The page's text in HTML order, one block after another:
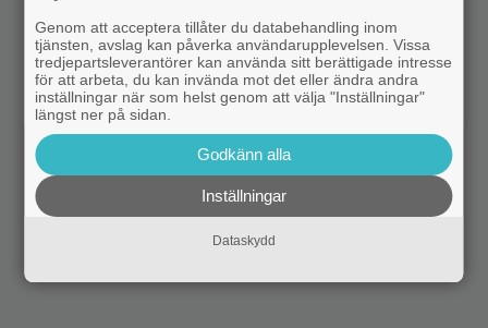
Genom att acceptera tillåter du databehandling inom
tjänsten, avslag kan påverka användarupplevelsen. Vissa
tredjepartsleverantörer kan använda sitt berättigade intresse
för att arbeta, du kan invända mot det eller ändra andra
inställningar när som helst genom att välja "Inställningar"
längst ner på sidan.
Godkänn alla
Inställningar
Dataskydd